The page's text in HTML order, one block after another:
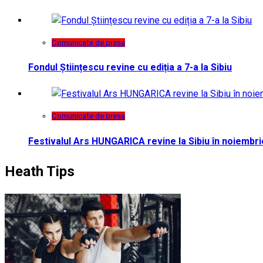
Comunicate de presa
Fondul Științescu revine cu ediția a 7-a la Sibiu
Comunicate de presa
Festivalul Ars HUNGARICA revine la Sibiu în
Heath Tips